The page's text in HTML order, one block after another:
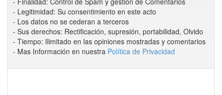
- Legitimidad: Su consentimiento en este acto
- Los datos no se cederan a terceros
- Sus derechos: Rectificación, supresión, portabilidad, Olvido
- Tiempo: Ilimitado en las opiniones mostradas y comentarios
- Mas Información en nuestra Política de Privacidad